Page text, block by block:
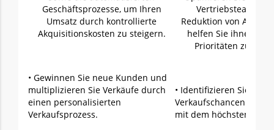
Geschäftsprozesse, um Ihren
Umsatz durch kontrollierte
Akquisitionskosten zu steigern.
• Gewinnen Sie neue Kunden und
multiplizieren Sie Verkäufe durch
einen personalisierten
Verkaufsprozess.
Vertriebsteams
Reduktion von
helfen Sie ihnen,
Prioritäten zu
• Identifizieren Sie
Verkaufschancen bei
mit dem höchsten